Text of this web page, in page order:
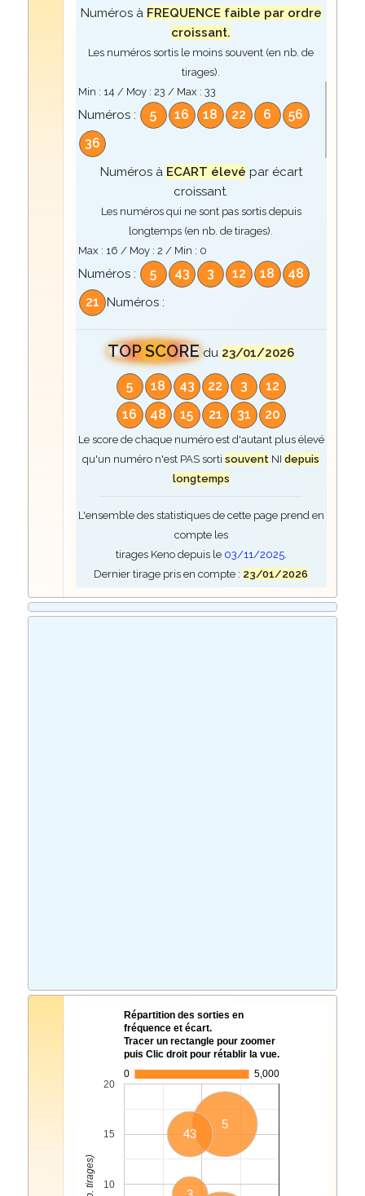
Numéros à FREQUENCE faible par ordre
croissant.
Les numéros sortis le moins souvent (en nb. de
tirages).
Min : 14 / Moy : 23 / Max : 33
Numéros : 5 16 18 22 6
56
36
Numéros à ECART élevé par écart
croissant.
Les numéros qui ne sont pas sortis depuis
longtemps (en nb. de tirages).
Max : 16 / Moy : 2 / Min : 0
Numéros : 5 43 3 12 18
48
21 Numéros :
TOP SCOREdu 23/01/2026
5 18 43 22 3
12
16
48 15 21 31 20
Le score de chaque numéro est d'autant plus élevé
qu'un numéro n'est PAS sortisouvent NIdepuis
longtemps
L'ensemble des statistiques de cette page prend en
compte les
tirages Keno depuis le 03/11/2025.
Dernier tirage pris en compte : 23/01/2026
Répartition des sorties en
fréquence et écart.
Tracer un rectangle pour zoomer
puis Clic droit pour rétablir la vue.
0
5,000
5
43
10
15
20